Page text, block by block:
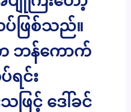
ဖြစ်သည်။
ဘန်ကောက်
င်း
ြင့် ဒေါ်ခင်